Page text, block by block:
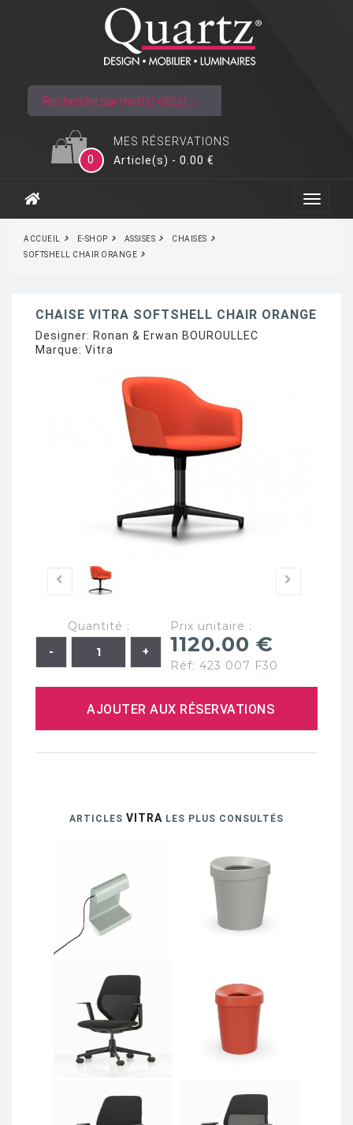
MES RÉSERVATIONS
0
Article(s) - 0.00 €
ACCUEIL E-SHOP ASSISES
CHAISES
SOFTSHELL CHAIR ORANGE
CHAISE VITRA SOFTSHELL CHAIR ORANGE
Designer: Ronan & Erwan BOUROULLEC
Marque: Vitra
Quantité : Prix unitaire :
1120.00 €
Réf: 423 007 F30
AJOUTER AUX RÉSERVATIONS
ARTICLES VITRA LES PLUS CONSULTÉS